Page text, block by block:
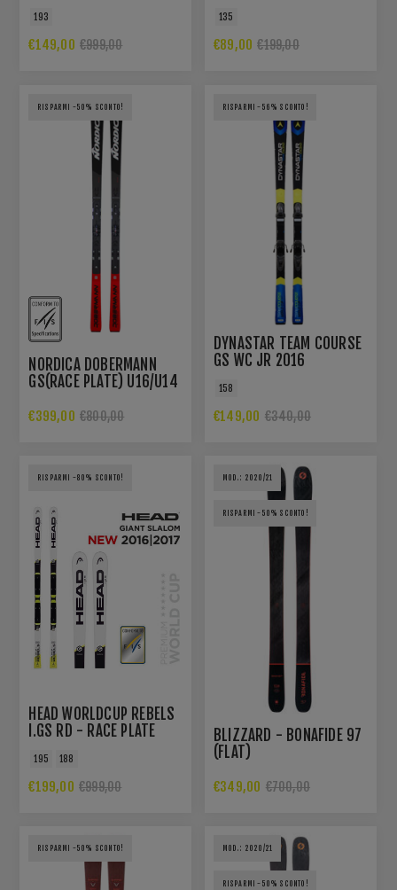
193
€149,00 €999,00
135
€89,00 €199,00
RISPARMI -50% SCONTO!
NORDICA DOBERMANN
GS(RACE PLATE) U16/U14
€399,00 €800,00
RISPARMI -56% SCONTO!
DYNASTAR TEAM COURSE
GS WC JR 2016
158
€149,00 €340,00
RISPARMI -80% SCONTO!
HEAD WORLDCUP REBELS
I.GS RD - RACE PLATE
195 188
€199,00 €999,00
MOD.: 2020/21
RISPARMI -50% SCONTO!
BLIZZARD - BONAFIDE 97
(FLAT)
€349,00 €700,00
RISPARMI -50% SCONTO! MOD.: 2020/21
RISPARMI -50% SCONTO!